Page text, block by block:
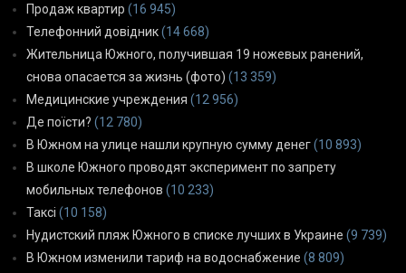
Продаж квартир (16 945)
Телефонний довідник(14 668)
Жительница Южного, получившая 19 ножевых ранений,
снова опасается за жизнь (фото) (13 359)
Медицинские учреждения (12 956)
Де поїсти? (12 780)
В Южном на улице нашли крупную сумму денег(10 893)
В школе Южного проводят эксперимент по запрету
мобильных телефонов (10 233)
Таксі (10 158)
Нудистский пляж Южного в списке лучших в Украине (9 739)
В Южном изменили тариф на водоснабжение (8 809)